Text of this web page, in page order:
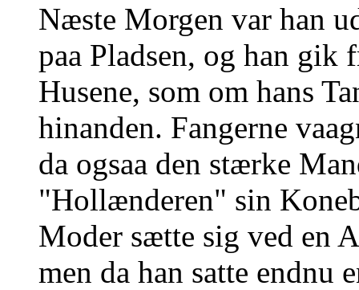
Næste Morgen var han
paa Pladsen, og han gik
Husene, som om hans
hinanden. Fangerne
da ogsaa den stærke
"Hollænderen" sin
Moder sætte sig ved en
men da han satte endnu